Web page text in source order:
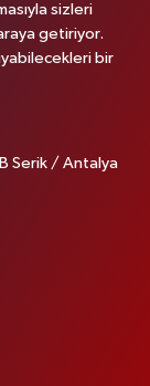
sizleri
getiriyor.
bir
Serik / Antalya